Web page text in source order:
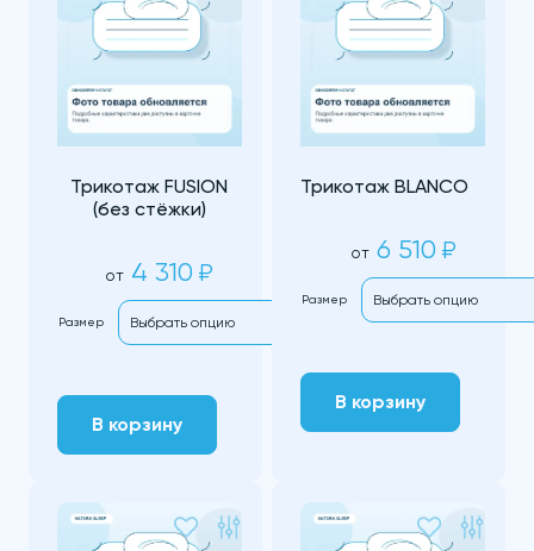
Трикотаж FUSION
(без стёжки)
от 4 310 ₽
Размер
В корзину
Трикотаж BLANCO
от 6 510 ₽
Размер
В корзину